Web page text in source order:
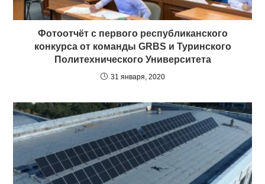
Фотоотчёт с первого республиканского
конкурса от команды GRBS и Туринского
Политехнического Университета
31 января, 2020